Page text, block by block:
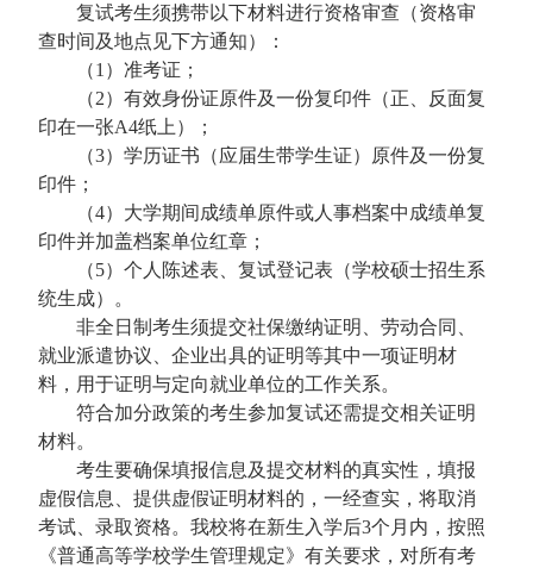
复试考生须携带以下材料进行资格审查（资格审
查时间及地点见下方通知）：
（1）准考证；
（2）有效身份证原件及一份复印件（正、反面复
印在一张A4纸上）；
（3）学历证书（应届生带学生证）原件及一份复
印件；
（4）大学期间成绩单原件或人事档案中成绩单复
印件并加盖档案单位红章；
（5）个人陈述表、复试登记表（学校硕士招生系
统生成）。
非全日制考生须提交社保缴纳证明、劳动合同、
就业派遣协议、企业出具的证明等其中一项证明材
料，用于证明与定向就业单位的工作关系。
符合加分政策的考生参加复试还需提交相关证明
材料。
考生要确保填报信息及提交材料的真实性，填报
虚假信息、提供虚假证明材料的，一经查实，将取消
考试、录取资格。我校将在新生入学后3个月内，按照
《普通高等学校学生管理规定》有关要求，对所有考